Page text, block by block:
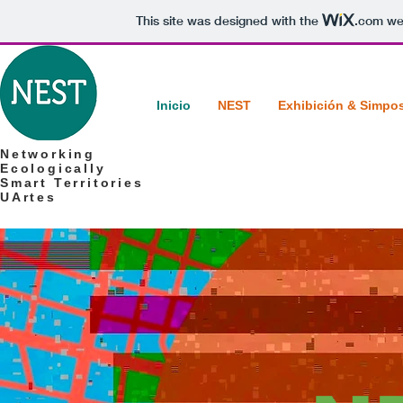
This site was designed with the .com
Inicio NEST Exhibición &
Networking
Ecologically
Smart Territories
UArtes